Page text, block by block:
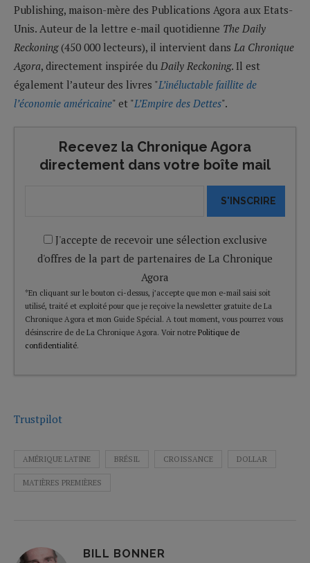
Publishing, maison-mère des Publications Agora aux Etats-
Unis. Auteur de la lettre e-mail quotidienne The Daily
Reckoning(450 000 lecteurs), il intervient dans La Chronique
Agora, directement inspirée du Daily Reckoning. Il est
également l’auteur des livres "L’inéluctable faillite de
l’économie américaine" et "L’Empire des Dettes".
Recevez la Chronique Agora
directement dans votre boîte mail
S'INSCRIRE
J'accepte de recevoir une sélection exclusive
d'offres de la part de partenaires de La Chronique
Agora
*En cliquant sur le bouton ci-dessus, j’accepte que mon e-mail saisi soit
utilisé, traité et exploité pour que je reçoive la newsletter gratuite de La
Chronique Agora et mon Guide Spécial. A tout moment, vous pourrez vous
désinscrire de de La Chronique Agora. Voir notre Politique de
confidentialité.
Trustpilot
AMÉRIQUE LATINE BRÉSIL CROISSANCE DOLLAR
MATIÈRES PREMIÈRES
BILL BONNER